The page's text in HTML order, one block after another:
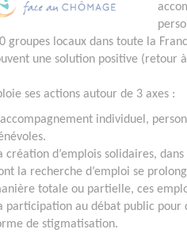
groupes locaux dans toute la
une solution positive (retour
ses actions autour de 3 axes :
individuel,
création d’emplois solidaires,
la recherche d’emploi se
totale ou partielle, ces
participation au débat public
de stigmatisation.